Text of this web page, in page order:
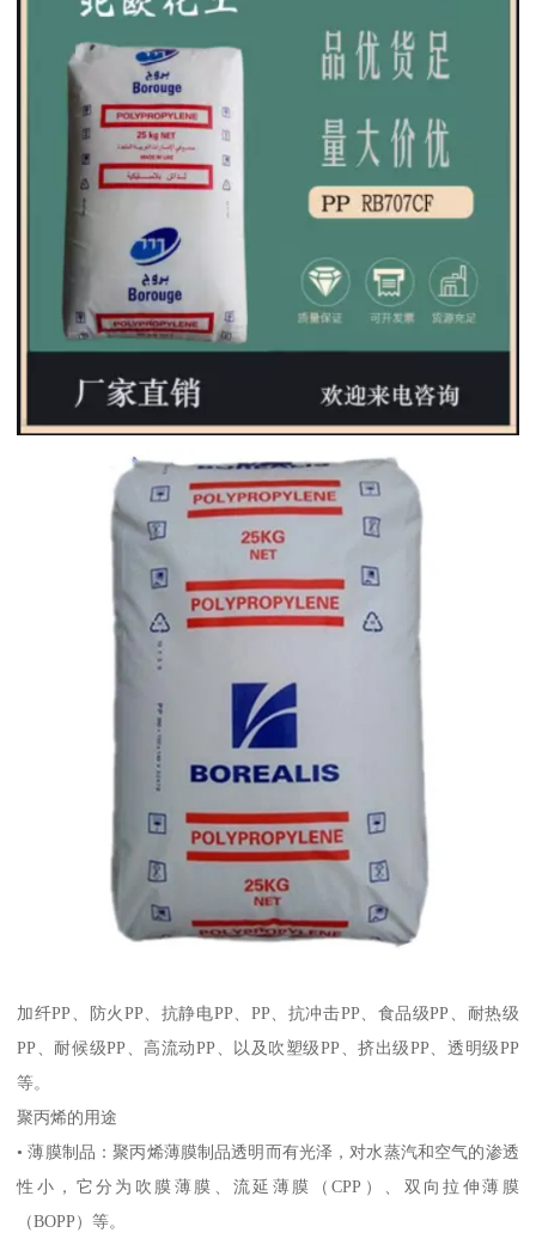
加纤PP 、防火 PP 、抗静电PP PP 、抗冲击PP 、食品级PP 、耐热级
PP 、耐候级PP 、高流动PP 、以及吹塑级PP 、挤出级PP 、透明级PP
等。
聚丙烯的用途
•薄膜制品：聚丙烯薄膜制品透明而有光泽，对水蒸汽和空气的渗透
性小，它分为吹膜薄膜、流延薄膜（CPP ）、双向拉伸薄膜
（BOPP ）等。